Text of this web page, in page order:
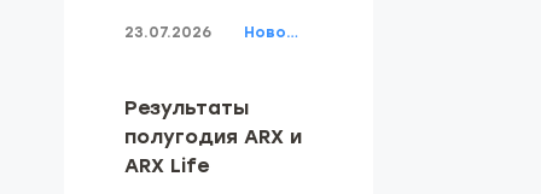
Новости
23.07.2026
Результаты
полугодия ARX и
ARX Life